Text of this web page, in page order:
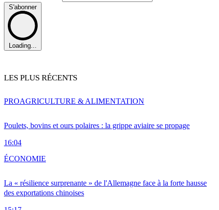
S'abonner
Loading...
LES PLUS RÉCENTS
Poulets, bovins et ours polaires : la grippe aviaire se propage
16:04
PROAGRICULTURE & ALIMENTATION
La « résilience surprenante » de l'Allemagne face à la forte hausse
des exportations chinoises
ÉCONOMIE